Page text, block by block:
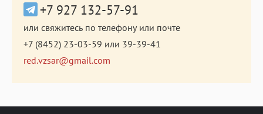
+7 927 132-57-91
или свяжитесь по телефону или почте
+7 (8452) 23-03-59 или 39-39-41
red.vzsar@gmail.com